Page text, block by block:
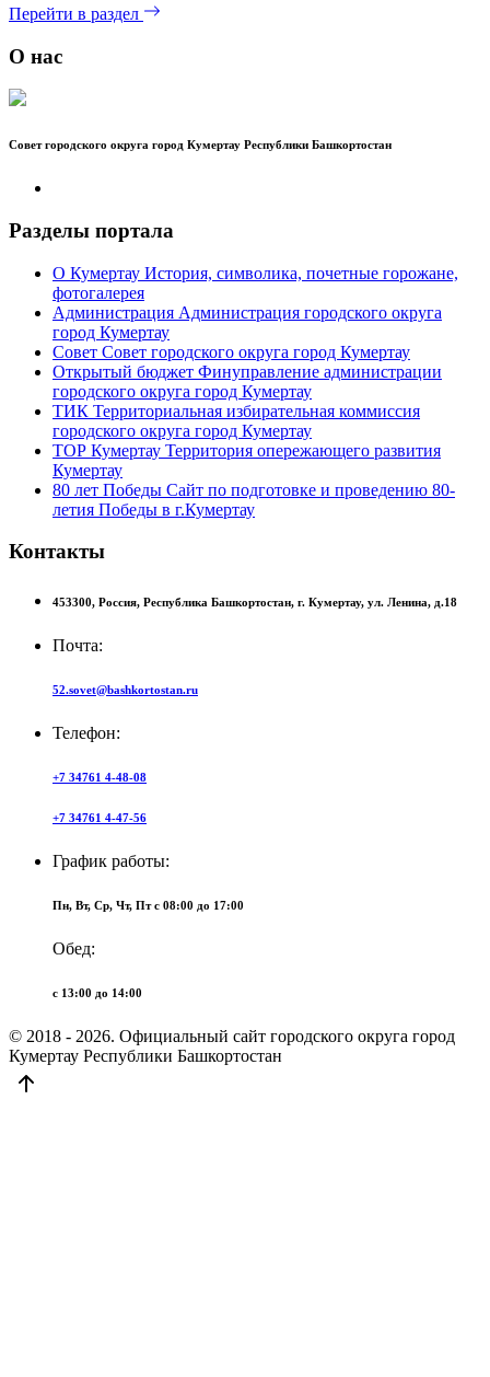
Перейти в раздел
О нас
Совет городского округа город Кумертау Республики Башкортостан
Разделы портала
О Кумертау История, символика, почетные горожане,
фотогалерея
Администрация Администрация городского округа
город Кумертау
Совет Совет городского округа город Кумертау
Открытый бюджет Финуправление администрации
городского округа город Кумертау
ТИК Территориальная избирательная коммиссия
городского округа город Кумертау
ТОР Кумертау Территория опережающего развития
Кумертау
80 лет Победы Сайт по подготовке и проведению 80-
летия Победы в г.Кумертау
Контакты
453300, Россия, Республика Башкортостан, г. Кумертау, ул. Ленина, д.18
Почта:
52.sovet@bashkortostan.ru
Телефон:
+7 34761 4-48-08
+7 34761 4-47-56
График работы:
Пн, Вт, Ср, Чт, Пт c 08:00 до 17:00
Обед:
c 13:00 до 14:00
© 2018 - 2026. Официальный сайт городского округа город
Кумертау Республики Башкортостан